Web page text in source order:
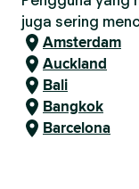
juga sering
Amsterdam
Auckland
Bali
Bangkok
Barcelona